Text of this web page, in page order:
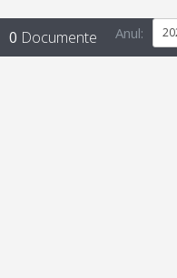
0 Documente Anul: